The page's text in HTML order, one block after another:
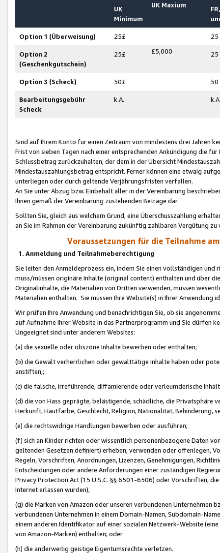
UK
Minimum
UK Maxium
Option 1 (Überweisung) 25£ 25
Option 2
(Geschenkgutschein)
25£ £5,000 25
Option 3 (Scheck) 50£ 50
Bearbeitungsgebühr
Scheck
k.A.
Sind auf Ihrem Konto für einen Zeitraum von mindestens drei Jahren
Frist von sieben Tagen nach einer entsprechenden Ankündigung die
Schlussbetrag zurückzuhalten, der dem in der Übersicht
Mindestauszahlungsbetrag entspricht. Ferner können eine etwaig
unterliegen oder durch geltende Verjährungsfristen verfallen.
An Sie unter Abzug bzw. Einbehalt aller in der Vereinbarung
Ihnen gemäß der Vereinbarung zustehenden Beträge dar.
Sollten Sie, gleich aus welchem Grund, eine Überschusszahlung
an Sie im Rahmen der Vereinbarung zukünftig zahlbaren Vergütung zu
Voraussetzungen für die Teilnahme
1. Anmeldung und Teilnahmeberechtigung
Sie leiten den Anmeldeprozess ein, indem Sie einen vollständigen
muss/müssen originäre Inhalte (original content) enthalten und über
Originalinhalte, die Materialien von Dritten verwenden, müssen
Materialien enthalten. Sie müssen Ihre Website(s) in Ihrer Anwendung
Wir prüfen Ihre Anwendung und benachrichtigen Sie, ob sie
auf Aufnahme Ihrer Website in das Partnerprogramm und Sie dürfen
Ungeeignet sind unter anderem Websites:
(a) die sexuelle oder obszöne Inhalte bewerben oder enthalten;
(b) die Gewalt verherrlichen oder gewalttätige Inhalte haben oder
anstiften,;
(c) die falsche, irreführende, diffamierende oder verleumderische
(d) die von Hass geprägte, belästigende, schädliche, die Privatsphäre
Herkunft, Hautfarbe, Geschlecht, Religion, Nationalität, Behinderung,
(e) die rechtswidrige Handlungen bewerben oder ausführen;
(f) sich an Kinder richten oder wissentlich personenbezogene Daten
geltenden Gesetzen definiert) erheben, verwenden oder offenlegen,
Regeln, Vorschriften, Anordnungen, Lizenzen, Genehmigungen,
Entscheidungen oder andere Anforderungen einer zuständigen
Privacy Protection Act (15 U.S.C. §§ 6501-6506) oder Vorschriften,
Internet erlassen wurden);
(g) die Marken von Amazon oder unseren verbundenen Unternehmen
verbundenen Unternehmen in einem Domain-Namen, Subdomain-
einem anderen Identifikator auf einer sozialen Netzwerk-Website
von Amazon-Marken) enthalten; oder
(h) die anderweitig geistige Eigentumsrechte verletzen.